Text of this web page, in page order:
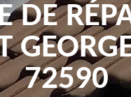
DE
72590